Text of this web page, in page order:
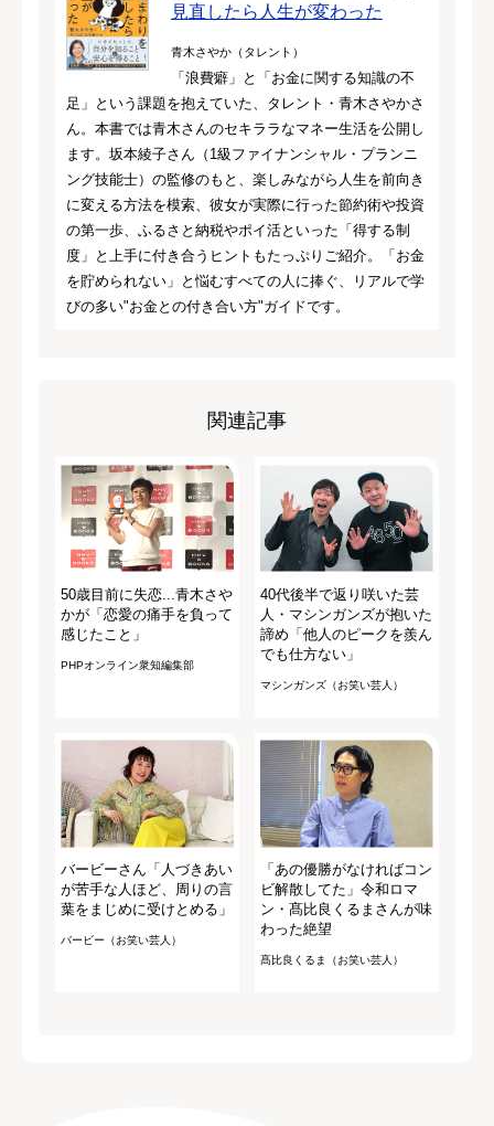
見直したら人生が変わった
青木さやか（タレント）
「浪費癖」と「お金に関する知識の不
足」という課題を抱えていた、タレント・青木さやかさ
ん。本書では青木さんのセキララなマネー生活を公開し
ます。坂本綾子さん（1級ファイナンシャル・プランニ
ング技能士）の監修のもと、楽しみながら人生を前向き
に変える方法を模索、彼女が実際に行った節約術や投資
の第一歩、ふるさと納税やポイ活といった「得する制
度」と上手に付き合うヒントもたっぷりご紹介。「お金
を貯められない」と悩むすべての人に捧ぐ、リアルで学
びの多い"お金との付き合い方"ガイドです。
関連記事
50歳目前に失恋...青木さや
かが「恋愛の痛手を負って
感じたこと」
PHPオンライン衆知編集部
40代後半で返り咲いた芸
人・マシンガンズが抱いた
諦め「他人のピークを羨ん
でも仕方ない」
マシンガンズ（お笑い芸人）
バービーさん「人づきあい
が苦手な人ほど、周りの言
葉をまじめに受けとめる」
バービー（お笑い芸人）
「あの優勝がなければコン
ビ解散してた」令和ロマ
ン・髙比良くるまさんが味
わった絶望
髙比良くるま（お笑い芸人）